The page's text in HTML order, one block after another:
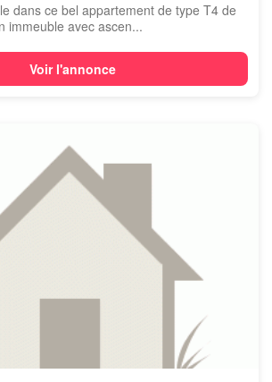
dans ce bel appartement de type T4 de
immeuble avec ascen...
Voir l'annonce